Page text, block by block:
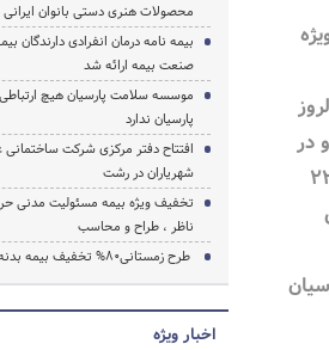
در
13 آذر الی 22
محصولات هنری دستی بانوان ایرانی
بیمه نامه درمان انفرادی دارندگان
صنعت بیمه ارائه شد
موسسه سلامت پارسیان هیچ
پارسیان ندارد
افتتاح دفتر مرکزی شرکت ساختمانی
شهریاران در رشت
تخفیف‌ ویژه بیمه مسئولیت مدنی
ناظر ، طراح و محاسب
طرح زمستانی80% تخفیف بیمه بدنه بیمه پارسیان
اخبار ویژه